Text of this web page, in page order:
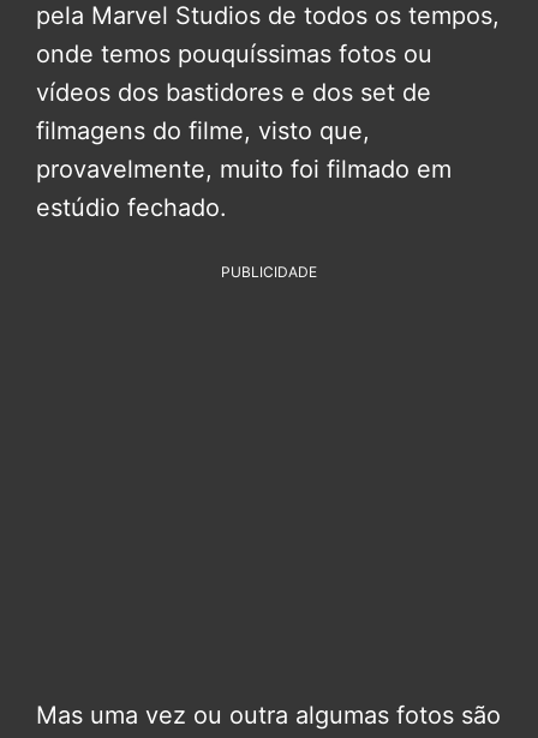
pela Marvel Studios de todos os tempos,
onde temos pouquíssimas fotos ou
vídeos dos bastidores e dos set de
filmagens do filme, visto que,
provavelmente, muito foi filmado em
estúdio fechado.
PUBLICIDADE
Mas uma vez ou outra algumas fotos são